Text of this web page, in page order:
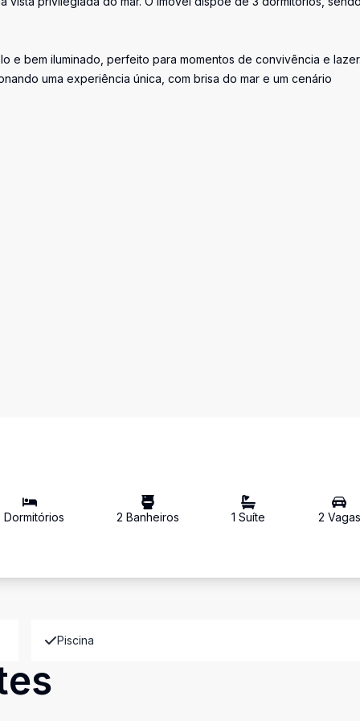
e bem iluminado, perfeito para momentos de convivência e
uma experiência única, com brisa do mar e um cenário
Dormitórios 2 Banheiros 1 Suíte 2 Vagas
Piscina